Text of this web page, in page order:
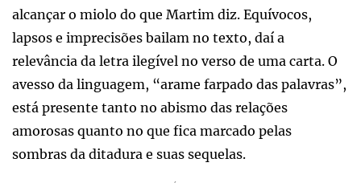
alcançar o miolo do que Martim diz. Equívocos,
lapsos e imprecisões bailam no texto, daí a
relevância da letra ilegível no verso de uma carta. O
avesso da linguagem, “arame farpado das palavras”,
está presente tanto no abismo das relações
amorosas quanto no que fica marcado pelas
sombras da ditadura e suas sequelas.